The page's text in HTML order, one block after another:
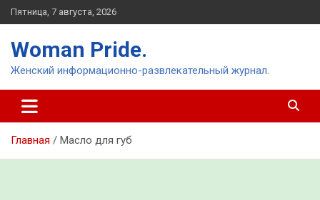
Перейти
к
Пятница, 7 августа, 2026
Woman Pride.
Женский информационно-развлекательный журнал.
Главная Масло для губ